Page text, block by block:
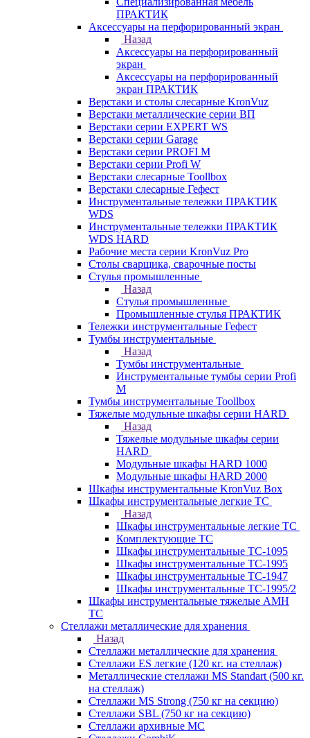
ПРАКТИК
Аксессуары на перфорированный экран
Назад
Аксессуары на перфорированный
экран
Аксессуары на перфорированный
экран ПРАКТИК
Верстаки и столы слесарные KronVuz
Верстаки металлические серии ВП
Верстаки серии EXPERT WS
Верстаки серии Garage
Верстаки серии PROFI M
Верстаки серии Profi W
Верстаки слесарные Toollbox
Верстаки слесарные Гефест
Инструментальные тележки ПРАКТИК
WDS
Инструментальные тележки ПРАКТИК
WDS HARD
Рабочие места серии KronVuz Pro
Столы сварщика, сварочные посты
Стулья промышленные
Назад
Стулья промышленные
Промышленные стулья ПРАКТИК
Тележки инструментальные Гефест
Тумбы инструментальные
Назад
Тумбы инструментальные
Инструментальные тумбы серии Profi
M
Тумбы инструментальные Toollbox
Тяжелые модульные шкафы серии HARD
Назад
Тяжелые модульные шкафы серии
HARD
Модульные шкафы HARD 1000
Модульные шкафы HARD 2000
Шкафы инструментальные KronVuz Box
Шкафы инструментальные легкие ТС
Назад
Шкафы инструментальные легкие ТС
Комплектующие ТС
Шкафы инструментальные TC-1095
Шкафы инструментальные TC-1995
Шкафы инструментальные ТС-1947
Шкафы инструментальные ТС-1995/2
Шкафы инструментальные тяжелые AMH
TC
Стеллажи металлические для хранения
Назад
Стеллажи металлические для хранения
Стеллажи ES легкие (120 кг. на стеллаж)
Металлические стеллажи MS Standart (500 кг.
на стеллаж)
Стеллажи MS Strong (750 кг на секцию)
Стеллажи SBL (750 кг на секцию)
Стеллажи архивные МС